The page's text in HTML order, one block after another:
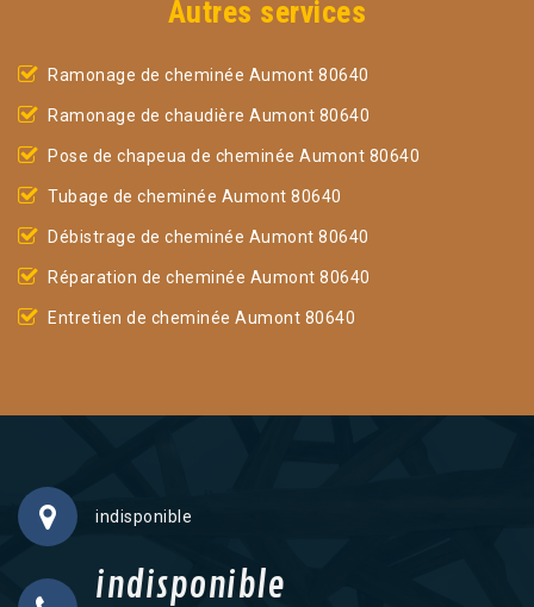
Autres services
Ramonage de cheminée Aumont 80640
Ramonage de chaudière Aumont 80640
Pose de chapeua de cheminée Aumont 80640
Tubage de cheminée Aumont 80640
Débistrage de cheminée Aumont 80640
Réparation de cheminée Aumont 80640
Entretien de cheminée Aumont 80640
indisponible
indisponible